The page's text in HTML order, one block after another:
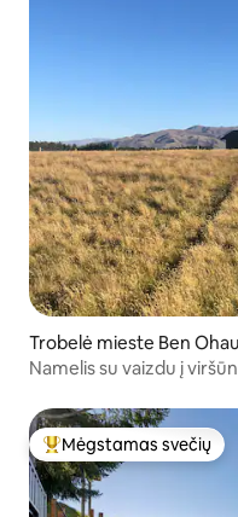
Trobelė mieste Ben Ohau
Namelis su vaizdu į
Svečių mėgstamiausias
Mėgstamas svečių